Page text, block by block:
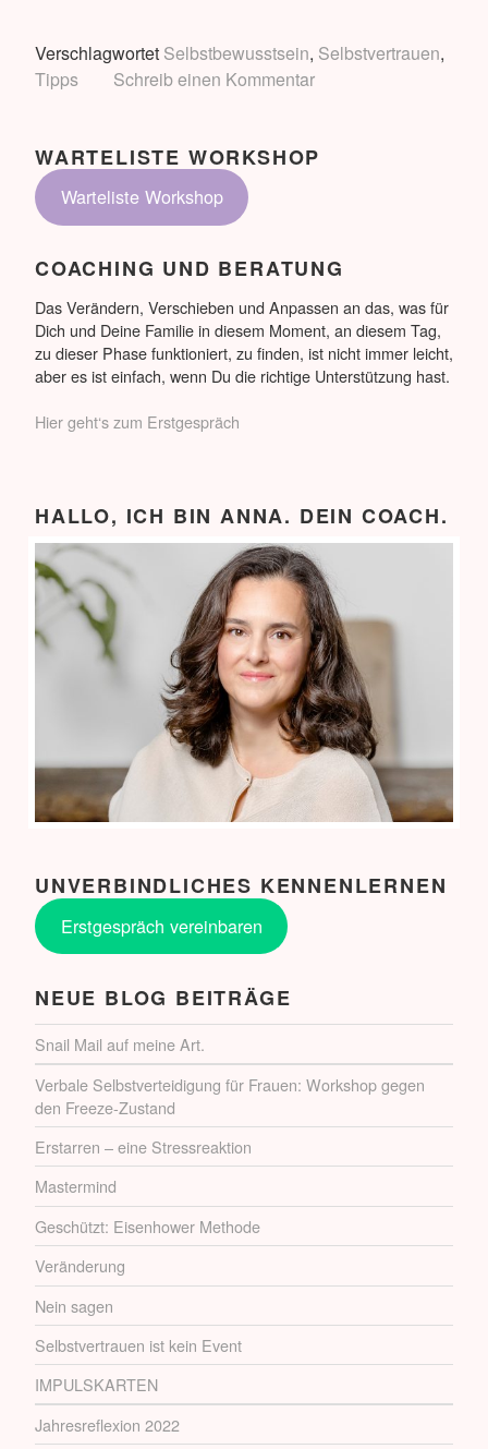
Verschlagwortet Selbstbewusstsein, Selbstvertrauen,
Tipps
Schreib einen Kommentar
WARTELISTE WORKSHOP
Warteliste Workshop
COACHING UND BERATUNG
Das Verändern, Verschieben und Anpassen an das, was für
Dich und Deine Familie in diesem Moment, an diesem Tag,
zu dieser Phase funktioniert, zu finden, ist nicht immer leicht,
aber es ist einfach, wenn Du die richtige Unterstützung hast.
Hier geht‘s zum Erstgespräch
HALLO, ICH BIN ANNA. DEIN COACH.
UNVERBINDLICHES KENNENLERNEN
Erstgespräch vereinbaren
NEUE BLOG BEITRÄGE
Snail Mail auf meine Art.
Verbale Selbstverteidigung für Frauen: Workshop gegen
den Freeze-Zustand
Erstarren – eine Stressreaktion
Mastermind
Geschützt: Eisenhower Methode
Veränderung
Nein sagen
Selbstvertrauen ist kein Event
IMPULSKARTEN
Jahresreflexion 2022